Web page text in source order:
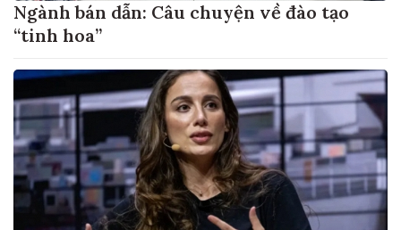
Ngành bán dẫn: Câu chuyện về đào tạo
“tinh hoa”